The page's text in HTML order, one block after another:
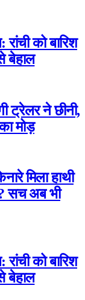
को बारिश
बेहाल
ट्रेलर ने छीनी,
मोड़
मिला हाथी
सच अब भी
को बारिश
बेहाल